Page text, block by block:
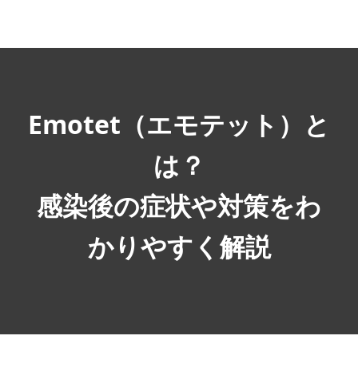
Emotet（エモテット）と
は？
感染後の症状や対策をわ
かりやすく解説